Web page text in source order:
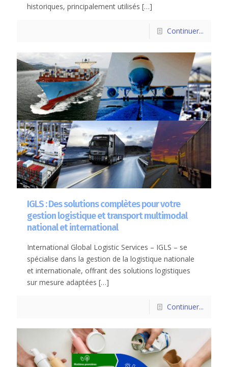
historiques, principalement utilisés […]
Continuer...
IGLS : Des solutions complètes pour votre
gestion logistique et transport multimodal
national et international
International Global Logistic Services – IGLS – se
spécialise dans la gestion de la logistique nationale
et internationale, offrant des solutions logistiques
sur mesure adaptées […]
Continuer...